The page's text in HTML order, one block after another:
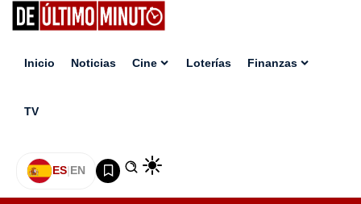
Inicio Noticias Cine Loterías Finanzas
TV
ES|EN